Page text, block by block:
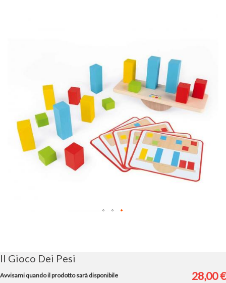
galleria
di
immagini
Il Gioco Dei Pesi
28,00 €
Avvisami quando il prodotto sarà disponibile